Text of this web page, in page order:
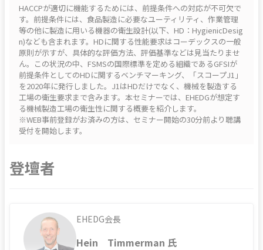
HACCPが適切に機能するためには、前提条件への対応が不可欠で
す。前提条件には、食品製造に必要なユーティリティ、作業管理
等の他に製造に用いる機器の衛生設計(以下、HD：HygienicDesig
n)なども含まれます。HDに関する性能要求はコーデックスの一般
原則が示すが、具体的な評価方法、評価基準などは見当たりませ
ん。この状況の中、FSMSの国際標準を定める組織であるGFSIが
前提条件としてのHDに関するベンチマーキング、「スコープJ1」
を2020年に発行しました。J1はHDだけでなく、機械を製造する
工場の衛生要求まで含みます。本セミナーでは、EHEDGが想定す
る機械製造工場の衛生性に関する概要を紹介します。
※WEB事前登録がお済みの方は、セミナー開始の30分前より聴講
受付を開始します。
登壇者
EHEDG会長
Hein Timmerman 氏